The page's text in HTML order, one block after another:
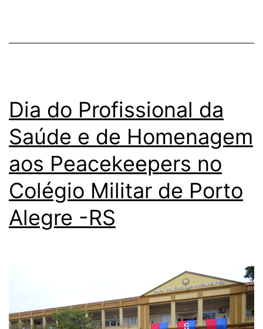
Dia do Profissional da
Saúde e de Homenagem
aos Peacekeepers no
Colégio Militar de Porto
Alegre -RS